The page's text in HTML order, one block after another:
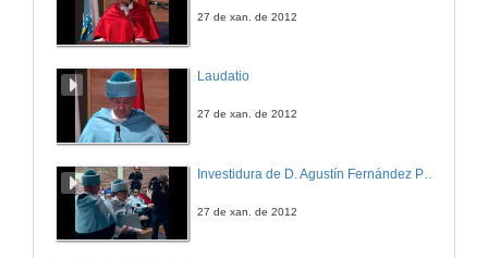
27 de xan. de 2012
Laudatio
27 de xan. de 2012
27 de xan. de 2012